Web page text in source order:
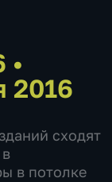
•
2016
сходят
в потолке